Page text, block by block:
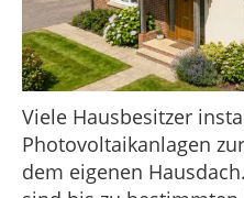
Viele Hausbesitzer
Photovoltaikanlagen
dem eigenen